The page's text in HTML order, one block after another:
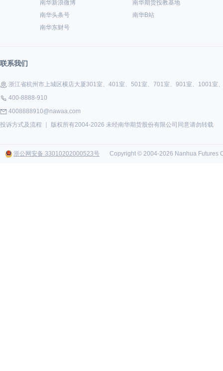
南华新浪微博
南华头条号
南华东财号
南华期货投教基地
南华B站
联系我们
浙江省杭州市上城区横店大厦301室、401室、501室、701室、901室、1001室
400-8888-910
4008888910@nawaa.com
投诉方式及流程 ｜ 版权所有2004-2026 未经南华期货股份有限公司同意请勿转载
浙公网安备 33010202000523号 Copyright © 2004-2026 Nanhua Futures